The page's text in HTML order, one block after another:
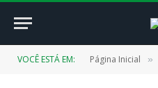
VOCÊ ESTÁ EM: Página Inicial »